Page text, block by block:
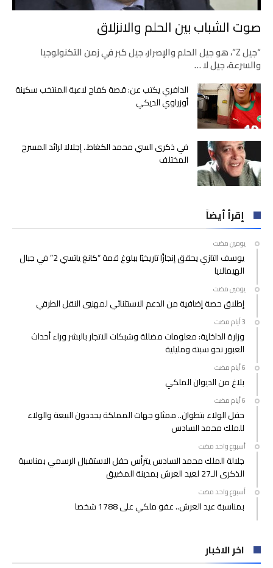
صوت الشباب بين الحلم والانزلاق
“جيل Z”، هو جيل الحلم والإصرار، جيل كبر في زمن التكنولوجيا
والسرعة، جيل لا …
الدافري يكتب عن: قصة كفاح لاعبة المنتخب سكينة
أوزراوي الديكي
في ذكرى السي محمد الكغاط.. إجلالا لرائد المسرح
المختلف
إقرأ أيضاً
‫‫‫‏‫يومين مضت‬
يوسف التازي يحقق إنجازًا تاريخيًا ببلوغ قمة “كانغ ياتسي 2” في جبال
الهيمالايا
‫‫‫‏‫يومين مضت‬
إطلاق حصة إضافية من الدعم الاستثنائي لمهنيي النقل الطرقي
وزارة الداخلية: معلومات مضللة وشبكات الاتجار بالبشر وراء أحداث
العبور نحو سبتة ومليلية
بلاغ من الديوان الملكي
حفل الولاء بتطوان.. ممثلو جهات المملكة يجددون البيعة والولاء
للملك محمد السادس
‫‫‫‏‫أسبوع واحد مضت‬
جلالة الملك محمد السادس يترأس حفل الاستقبال الرسمي بمناسبة
الذكرى الـ27 لعيد العرش بمدينة المضيق
‫‫‫‏‫أسبوع واحد مضت‬
بمناسبة عيد العرش.. عفو ملكي على 1788 شخصا
اخر الاخبار